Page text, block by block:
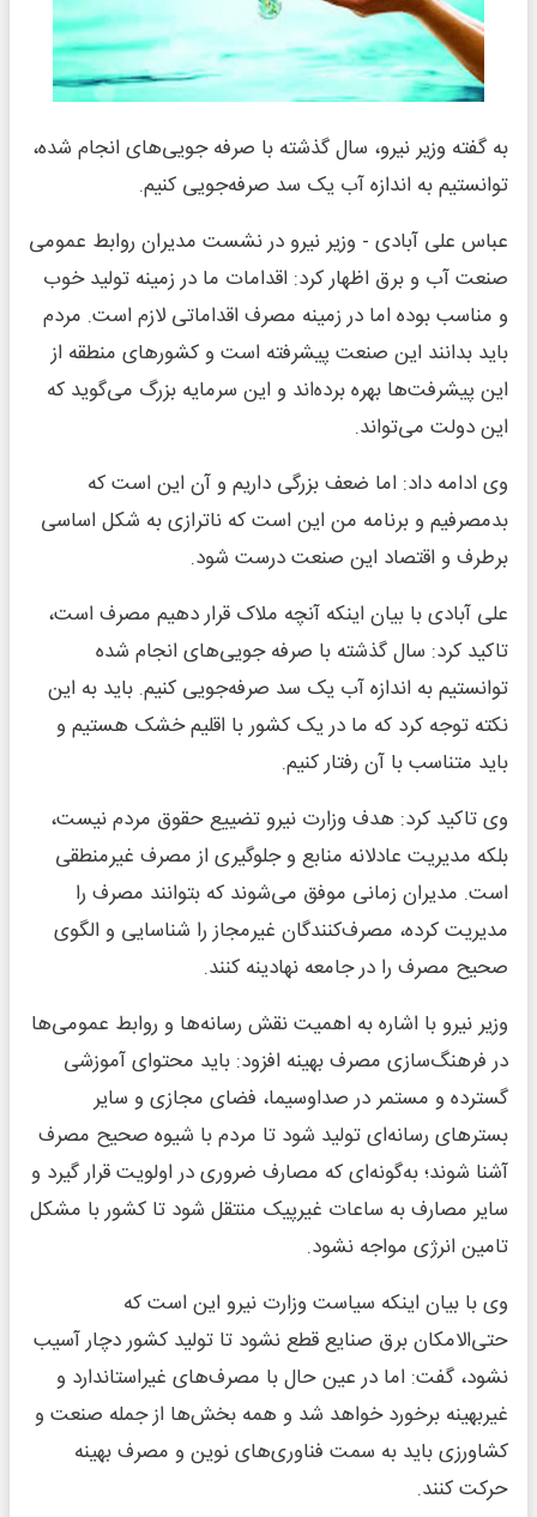
به گفته وزیر نیرو، سال گذشته با صرفه جویی‌های انجام شده،
توانستیم به اندازه آب یک سد صرفه‌جویی کنیم.
عباس علی آبادی - وزیر نیرو در نشست مدیران روابط عمومی
صنعت آب و برق اظهار کرد: اقدامات ما در زمینه تولید خوب
و مناسب بوده اما در زمینه مصرف اقداماتی لازم است. مردم
باید بدانند این صنعت پیشرفته است و کشورهای منطقه از
این پیشرفت‌ها بهره برده‌اند و این سرمایه بزرگ می‌گوید که
این دولت می‌تواند.
وی ادامه داد: اما ضعف بزرگی داریم و آن این است که
بدمصرفیم و برنامه من این است که ناترازی به شکل اساسی
برطرف و اقتصاد این صنعت درست شود.
علی آبادی با بیان اینکه آنچه ملاک قرار دهیم مصرف است،
تاکید کرد: سال گذشته با صرفه جویی‌های انجام شده
توانستیم به اندازه آب یک سد صرفه‌جویی کنیم. باید به این
نکته توجه کرد که ما در یک کشور با اقلیم خشک هستیم و
باید متناسب با آن رفتار کنیم.
وی تاکید کرد: هدف وزارت نیرو تضییع حقوق مردم نیست،
بلکه مدیریت عادلانه منابع و جلوگیری از مصرف غیرمنطقی
است. مدیران زمانی موفق می‌شوند که بتوانند مصرف را
مدیریت کرده، مصرف‌کنندگان غیرمجاز را شناسایی و الگوی
صحیح مصرف را در جامعه نهادینه کنند.
وزیر نیرو با اشاره به اهمیت نقش رسانه‌ها و روابط عمومی‌ها
در فرهنگ‌سازی مصرف بهینه افزود: باید محتوای آموزشی
گسترده و مستمر در صداوسیما، فضای مجازی و سایر
بسترهای رسانه‌ای تولید شود تا مردم با شیوه صحیح مصرف
آشنا شوند؛ به‌گونه‌ای که مصارف ضروری در اولویت قرار گیرد و
سایر مصارف به ساعات غیرپیک منتقل شود تا کشور با مشکل
تامین انرژی مواجه نشود.
وی با بیان اینکه سیاست وزارت نیرو این است که
حتی‌الامکان برق صنایع قطع نشود تا تولید کشور دچار آسیب
نشود، گفت: اما در عین حال با مصرف‌های غیراستاندارد و
غیربهینه برخورد خواهد شد و همه بخش‌ها از جمله صنعت و
کشاورزی باید به سمت فناوری‌های نوین و مصرف بهینه
حرکت کنند.